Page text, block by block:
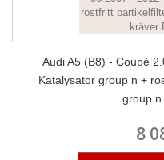
Audi A5 (B8) - Coupè
Katalysator group n +
group n
8